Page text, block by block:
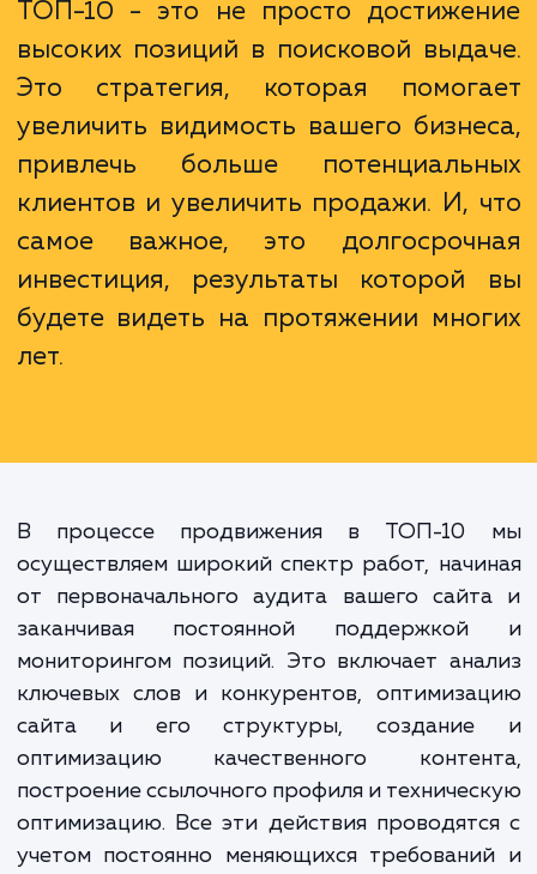
способствует росту брендового
признания бренда.
Важно понимать, что
ТОП-10 - это не просто
высоких позиций в поисковой
Это стратегия, которая
увеличить видимость вашего
клиентов и увеличить продажи. И,
инвестиция, результаты
будете видеть на протяжении
лет.
В процессе продвижения в ТОП-
осуществляем широкий спектр работ,